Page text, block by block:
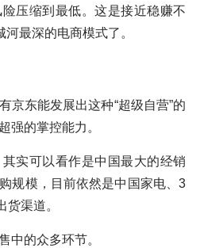
压缩到最低。这是接近稳赚不
河最深的电商模式了。
京东能发展出这种“超级自营”的
强的掌控能力。
实可以看作是中国最大的经销
规模，目前依然是中国家电、3
渠道。
中的众多环节。